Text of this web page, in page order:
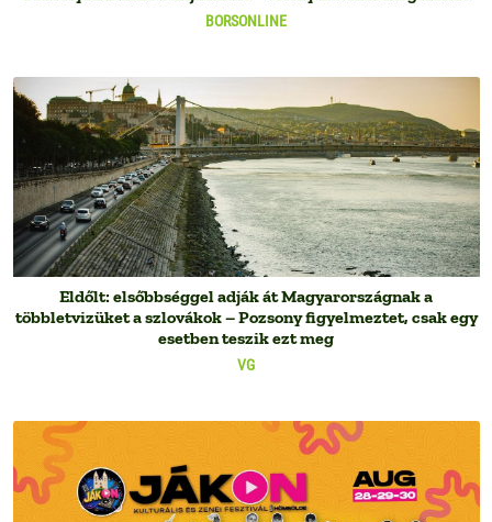
BORSONLINE
VG
Eldőlt: elsőbbséggel adják át Magyarországnak a
többletvizüket a szlovákok – Pozsony figyelmeztet, csak egy
esetben teszik ezt meg